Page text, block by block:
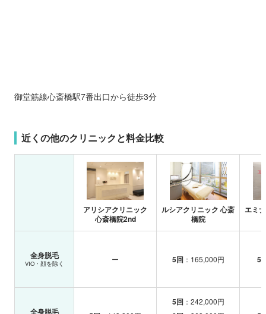
御堂筋線心斎橋駅7番出口から徒歩3分
近くの他のクリニックと料金比較
アリシアクリニック
心斎橋院2nd
ルシアクリニック 心斎
橋院
エミ
全身脱毛
VIO・顔を除く ー 5回：165,000円 5
全身脱毛
5回：242,000円